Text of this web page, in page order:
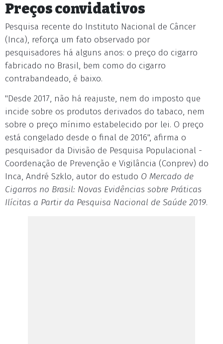
Preços convidativos
Pesquisa recente do Instituto Nacional de Câncer
(Inca), reforça um fato observado por
pesquisadores há alguns anos: o preço do cigarro
fabricado no Brasil, bem como do cigarro
contrabandeado, é baixo.
"Desde 2017, não há reajuste, nem do imposto que
incide sobre os produtos derivados do tabaco, nem
sobre o preço mínimo estabelecido por lei. O preço
está congelado desde o final de 2016", afirma o
pesquisador da Divisão de Pesquisa Populacional -
Coordenação de Prevenção e Vigilância (Conprev) do
Inca, André Szklo, autor do estudo O Mercado de
Cigarros no Brasil: Novas Evidências sobre Práticas
Ilícitas a Partir da Pesquisa Nacional de Saúde 2019.